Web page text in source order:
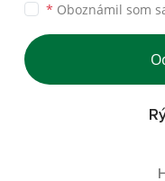
* Oboznámil som